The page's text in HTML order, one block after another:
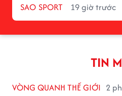
SAO SPORT 19 giờ trước
TIN
VÒNG QUANH THẾ GIỚI 2